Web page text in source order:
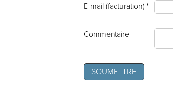
E-mail (facturation) *
Commentaire